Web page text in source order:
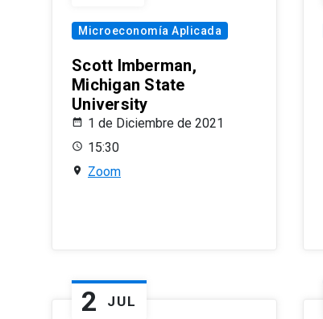
Microeconomía Aplicada
Scott Imberman,
Michigan State
University
1 de Diciembre de 2021
15:30
Zoom
2 JUL